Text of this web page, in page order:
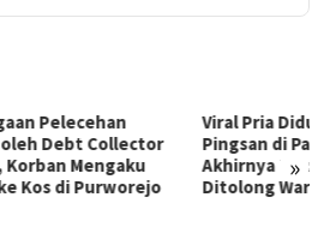
»
Viral Pria Diduga Pura-Pura
Pingsan di Pasar Muntilan,
Akhirnya Ngamuk Saat Tak
Ditolong Warga